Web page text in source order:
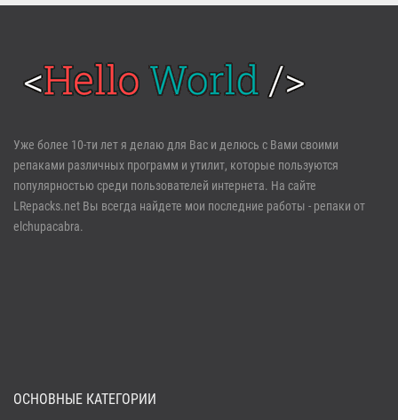
Войти
Регистрация
Забыли пароль?
Уже более 10-ти лет я делаю для Вас и делюсь с Вами своими
репаками различных программ и утилит, которые пользуются
популярностью среди пользователей интернета. На сайте
LRepacks.net Вы всегда найдете мои последние работы - репаки от
elchupacabra.
ОСНОВНЫЕ КАТЕГОРИИ